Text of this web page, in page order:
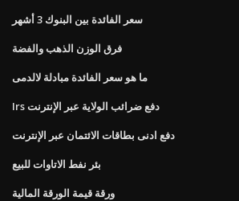
سعر الفائدة بين البنوك 3 أشهر
فرق الوزن الذهب والفضة
ما هو سعر الفائدة مبادلة لالدمى
Irs دفع ضرائب الولاية عبر الإنترنت
دفع ادنى بطاقات الائتمان عبر الإنترنت
بئر نفط الاتاوات للبيع
ورقة قيمة الورقة المالية